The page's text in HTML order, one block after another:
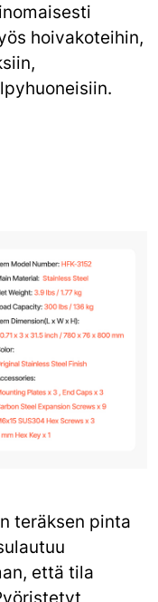
hoivakoteihin,
teräksen pinta
että tila